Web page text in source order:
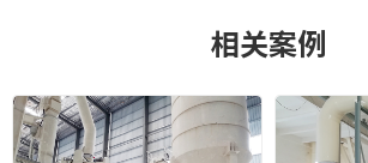
相关案例